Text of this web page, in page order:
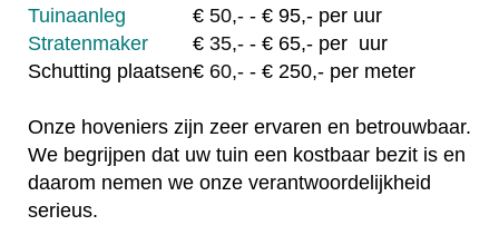
Tuinaanleg
€ 50,- - € 95,- per uur
Stratenmaker
€ 35,- - € 65,- per uur
Schutting plaatsen€ 60,- - € 250,- per meter
Onze hoveniers zijn zeer ervaren en betrouwbaar.
We begrijpen dat uw tuin een kostbaar bezit is en
daarom nemen we onze verantwoordelijkheid
serieus.